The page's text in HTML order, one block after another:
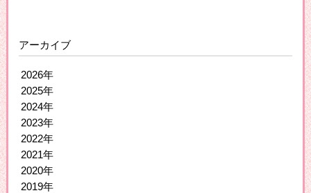
アーカイブ
2026年
2025年
2024年
2023年
2022年
2021年
2020年
2019年